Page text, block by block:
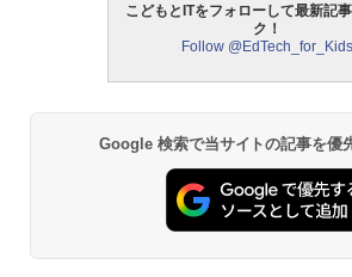
パイロット スイス
何回も書ける! れん
な・カタカナ・すう
￥2,073
【くもん出版公式特
中学英語をもう一度
やすく。改訂版
￥2,750
仮面ライダー 改造
￥4,290
モルカ: 原子・分子
ーム
物理実験モデル楽器
ダルトンボード/ゴ
こどもとITをフォローして最新記
ク！
Follow @EdTech_for_Kids
Google 検索で当サイトの記事を優